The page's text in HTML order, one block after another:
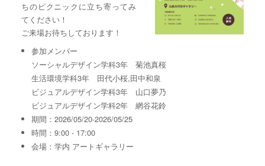
ちのピクニックに立ち寄ってみ
てください！
ご来場お待ちしております！
参加メンバー
ソーシャルデザイン学科3年 菊池真桜
生活環境学科3年 田代小桜,田中和泉
ビジュアルデザイン学科3年 山口夢乃
ビジュアルデザイン学科2年 網谷花鈴
期間：2026/05/20-2026/05/25
時間：9:00 - 17:00
会場：学内 アートギャラリー